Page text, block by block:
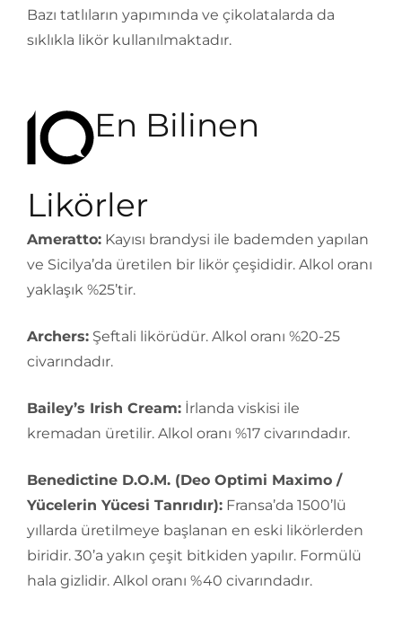
Bazı tatlıların yapımında ve çikolatalarda da
sıklıkla likör kullanılmaktadır.
En Bilinen
Likörler
Ameratto: Kayısı brandysi ile bademden yapılan
ve Sicilya’da üretilen bir likör çeşididir. Alkol oranı
yaklaşık %25’tir.
Archers: Şeftali likörüdür. Alkol oranı %20-25
civarındadır.
Bailey’s Irish Cream: İrlanda viskisi ile
kremadan üretilir. Alkol oranı %17 civarındadır.
Benedictine D.O.M. (Deo Optimi Maximo /
Yücelerin Yücesi Tanrıdır): Fransa’da 1500’lü
yıllarda üretilmeye başlanan en eski likörlerden
biridir. 30’a yakın çeşit bitkiden yapılır. Formülü
hala gizlidir. Alkol oranı %40 civarındadır.